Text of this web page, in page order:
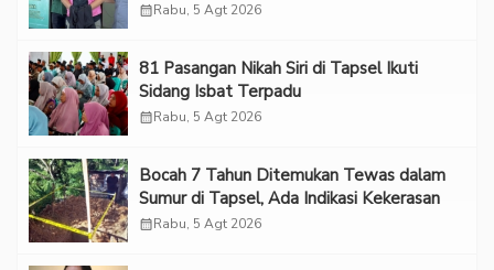
calendar_monthRabu, 5 Agt 2026
81 Pasangan Nikah Siri di Tapsel Ikuti
Sidang Isbat Terpadu
calendar_monthRabu, 5 Agt 2026
Bocah 7 Tahun Ditemukan Tewas dalam
Sumur di Tapsel, Ada Indikasi Kekerasan
calendar_monthRabu, 5 Agt 2026